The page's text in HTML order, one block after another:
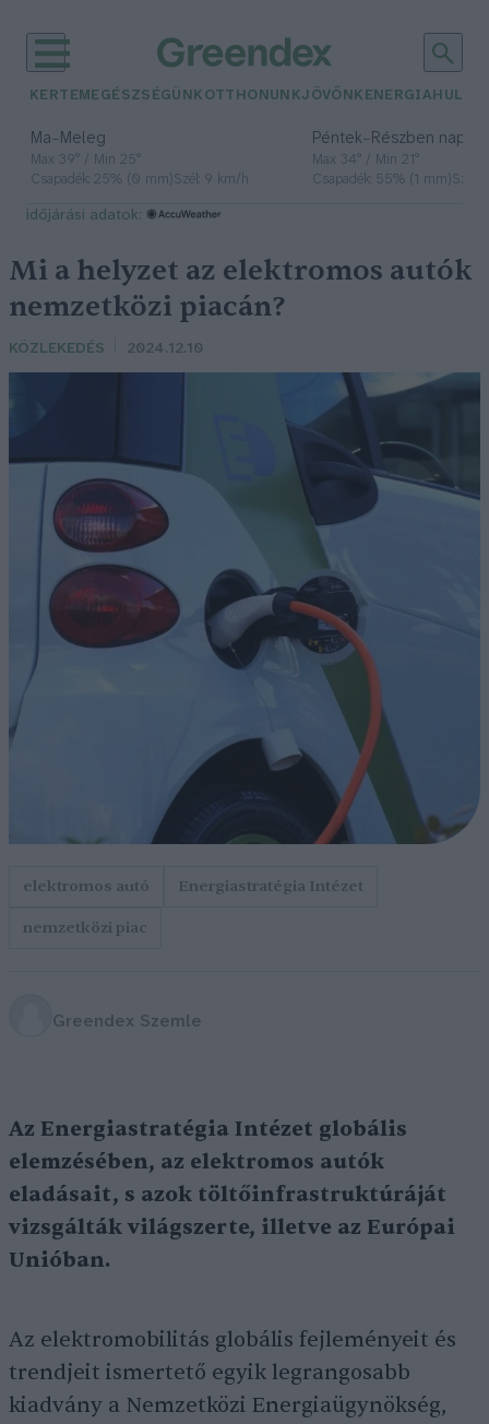
KERTEM EGÉSZSÉGÜNK OTTHONUNKJÖVŐNK ENERGIA
Ma– Meleg
Max 39° / Min 25°
Csapadék: 25% (0 mm)Szél: 9 km/h
Péntek– Részben
Max 34° / Min 21°
Csapadék: 55% (1 mm)Szél:
időjárási adatok:
Mi a helyzet az elektromos autók
nemzetközi piacán?
KÖZLEKEDÉS 2024.12.10
elektromos autó
Energiastratégia Intézet
nemzetközi piac
Greendex Szemle
Az Energiastratégia Intézet globális
elemzésében, az elektromos autók
eladásait, s azok töltőinfrastruktúráját
vizsgálták világszerte, illetve az Európai
Unióban.
Az elektromobilitás globális fejleményeit és
trendjeit ismertető egyik legrangosabb
kiadvány a Nemzetközi Energiaügynökség,